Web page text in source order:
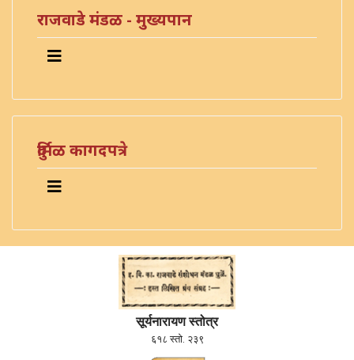
राजवाडे मंडळ - मुख्यपान
दुर्मिळ कागदपत्रे
सूर्यनारायण स्तोत्र
६१८ स्तो. २३९